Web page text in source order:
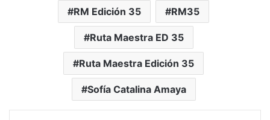
RM Edición 35 RM35
Ruta Maestra ED 35
Ruta Maestra Edición 35
Sofía Catalina Amaya